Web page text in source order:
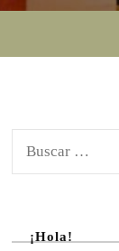
Buscar:
¡Hola!